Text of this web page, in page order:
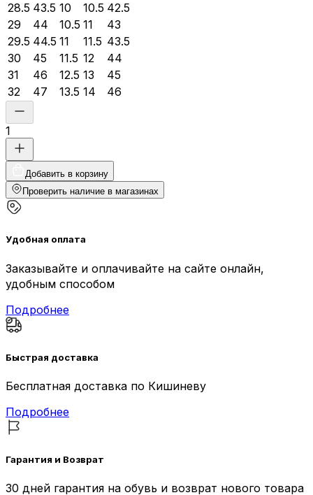
28.5 43.5 10 10.5 42.5
29
44 10.5 11
43
29.5 44.5 11 11.5 43.5
30
45 11.5 12
44
31
46 12.5 13
45
32
47 13.5 14 46
1
Добавить в корзину
Проверить наличие в магазинах
Удобная оплата
Заказывайте и оплачивайте на сайте онлайн,
удобным способом
Подробнее
Быстрая доставка
Бесплатная доставка по Кишиневу
Подробнее
Гарантия и Возврат
30 дней гарантия на обувь и возврат нового товара